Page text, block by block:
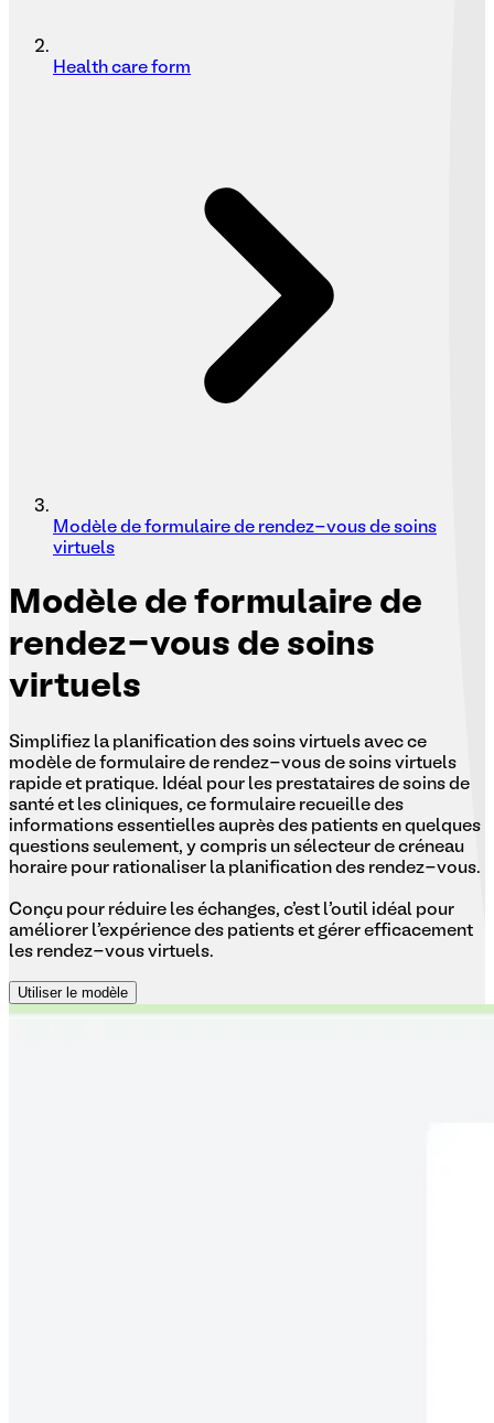
Health care form
Modèle de formulaire de rendez-vous de soins
virtuels
Modèle de formulaire de
rendez-vous de soins
virtuels
Simplifiez la planification des soins virtuels avec ce
modèle de formulaire de rendez-vous de soins virtuels
rapide et pratique. Idéal pour les prestataires de soins de
santé et les cliniques, ce formulaire recueille des
informations essentielles auprès des patients en quelques
questions seulement, y compris un sélecteur de créneau
horaire pour rationaliser la planification des rendez-vous.
Conçu pour réduire les échanges, c'est l'outil idéal pour
améliorer l'expérience des patients et gérer efficacement
les rendez-vous virtuels.
Utiliser le modèle